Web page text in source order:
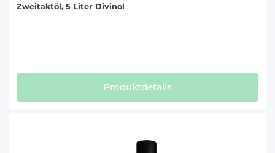
Zweitaktöl, 5 Liter Divinol
Produktdetails